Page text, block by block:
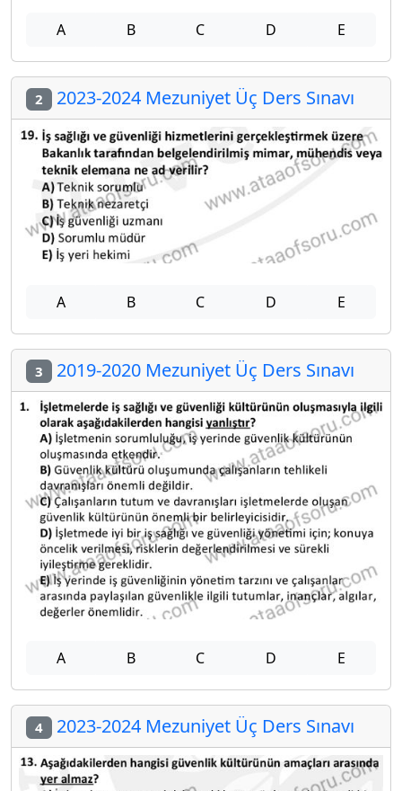
A B C D E
2 2023-2024 Mezuniyet Üç Ders Sınavı
A B C D E
3 2019-2020 Mezuniyet Üç Ders Sınavı
A B C D E
4 2023-2024 Mezuniyet Üç Ders Sınavı